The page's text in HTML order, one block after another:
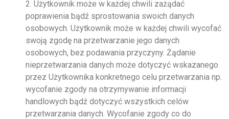
2. Użytkownik może w każdej chwili zażądać
poprawienia bądź sprostowania swoich danych
osobowych. Użytkownik może w każdej chwili wycofać
swoją zgodę na przetwarzanie jego danych
osobowych, bez podawania przyczyny. Żądanie
nieprzetwarzania danych może dotyczyć wskazanego
przez Użytkownika konkretnego celu przetwarzania np.
wycofanie zgody na otrzymywanie informacji
handlowych bądź dotyczyć wszystkich celów
przetwarzania danych. Wycofanie zgody co do